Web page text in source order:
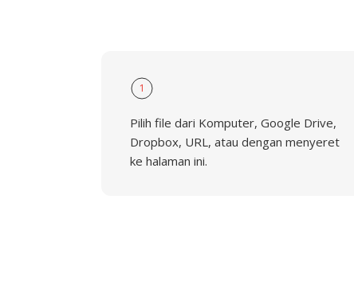
1
Pilih file dari Komputer, Google Drive,
Dropbox, URL, atau dengan menyeret
ke halaman ini.